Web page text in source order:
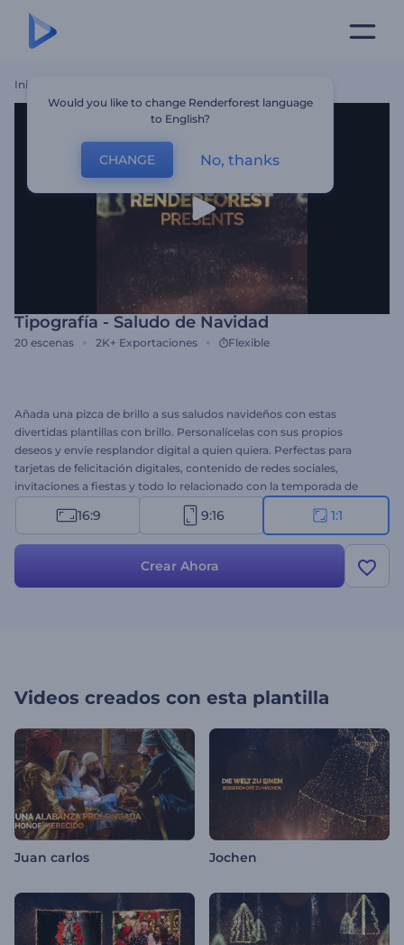
Inicio
Tipografía - Saludo de Navidad
20 escenas 2K+ Exportaciones Flexible
Añada una pizca de brillo a sus saludos navideños con estas
divertidas plantillas con brillo. Personalícelas con sus propios
deseos y envíe resplandor digital a quien quiera. Perfectas para
tarjetas de felicitación digitales, contenido de redes sociales,
invitaciones a fiestas y todo lo relacionado con la temporada de
luces brillantes. ¡Pruébelo ahora!
16:9 9:16 1:1
Crear Ahora
Videos creados con esta plantilla
Juan carlos Jochen
Would you like to change Renderforest language
to English?
CHANGE No, thanks